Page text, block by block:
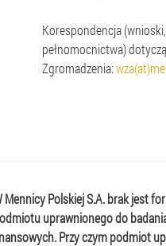
Korespondencja (wnioski,
pełnomocnictwa)
Zgromadzenia:
Mennicy Polskiej S.A. brak jest
uprawnionego do
Przy czym podmiot